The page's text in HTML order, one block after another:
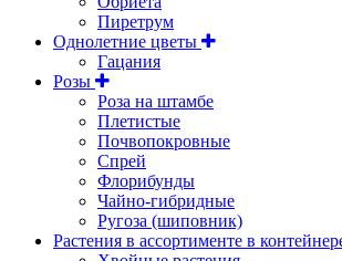
Пиретрум
Однолетние цветы
Гацания
Розы
Роза на штамбе
Плетистые
Почвопокровные
Спрей
Флорибунды
Чайно-гибридные
Ругоза (шиповник)
Растения в ассортименте в